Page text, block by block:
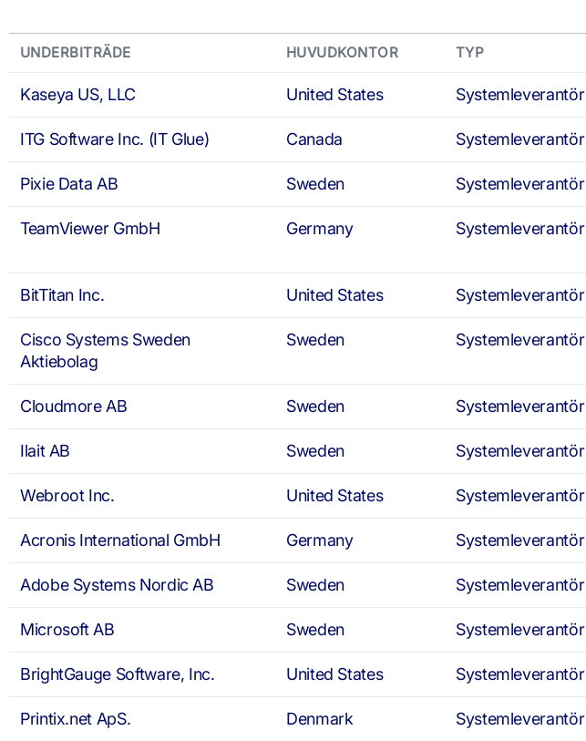
UNDERBITRÄDE HUVUDKONTOR TYP
Kaseya US, LLC United States Systemleverantör
ITG Software Inc. (IT Glue) Canada Systemleverantör
Pixie Data AB Sweden Systemleverantör
TeamViewer GmbH Germany Systemleverantör
BitTitan Inc. United States Systemleverantör
Cisco Systems Sweden
Aktiebolag
Sweden Systemleverantör
Cloudmore AB Sweden Systemleverantör
Ilait AB Sweden Systemleverantör
Webroot Inc. United States Systemleverantör
Acronis International GmbH Germany Systemleverantör
Adobe Systems Nordic AB Sweden Systemleverantör
Microsoft AB Sweden Systemleverantör
BrightGauge Software, Inc. United States Systemleverantör
Printix.net ApS. Denmark Systemleverantör